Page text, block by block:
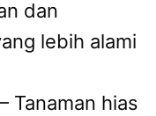
dan
lebih alami
– Tanaman hias